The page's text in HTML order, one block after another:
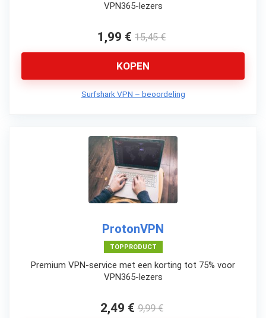
VPN365-lezers
1,99 € 15,45 €
KOPEN
Surfshark VPN – beoordeling
ProtonVPN
TOPPRODUCT
Premium VPN-service met een korting tot 75% voor
VPN365-lezers
2,49 € 9,99 €